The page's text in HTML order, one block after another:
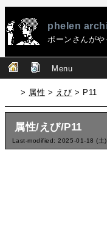
phelen
ポーンさんが
Menu
> 属性 > えび > P11
属性/えび/P11
Last-modified: 2025-01-18 (土